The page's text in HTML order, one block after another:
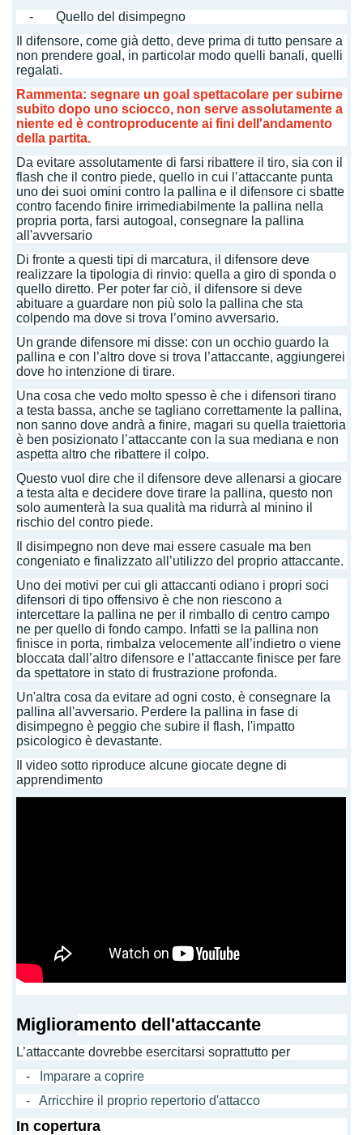
- Quello del disimpegno
Il difensore, come già detto, deve prima di tutto pensare a
non prendere goal, in particolar modo quelli banali, quelli
regalati.
Rammenta: segnare un goal spettacolare per subirne
subito dopo uno sciocco, non serve assolutamente a
niente ed è controproducente ai fini dell'andamento
della partita.
Da evitare assolutamente di farsi ribattere il tiro, sia con il
flash che il contro piede, quello in cui l’attaccante punta
uno dei suoi omini contro la pallina e il difensore ci sbatte
contro facendo finire irrimediabilmente la pallina nella
propria porta,farsi autogoal, consegnare la pallina
all'avversario
Di fronte a questi tipi di marcatura, il difensore deve
realizzare la tipologia di rinvio: quella a giro di sponda o
quello diretto. Per poter far ciò, il difensore si deve
abituare a guardare non più solo la pallina che sta
colpendo ma dove si trova l’omino avversario.
Un grande difensore mi disse: con un occhio guardo la
pallina e con l’altro dove si trova l’attaccante, aggiungerei
dove ho intenzione di tirare.
Una cosa che vedo molto spesso è che i difensori tirano
a testa bassa, anche se tagliano correttamente la pallina,
non sanno dove andrà a finire, magari su quella traiettoria
è ben posizionato l’attaccante con la sua mediana e non
aspetta altro che ribattere il colpo.
Questo vuol dire che il difensore deve allenarsi a giocare
a testa alta e decidere dove tirare la pallina, questo non
solo aumenterà la sua qualità ma ridurrà al minino il
rischio del contro piede.
Il disimpegno non deve mai essere casuale ma ben
congeniato e finalizzato all’utilizzo del proprio attaccante.
Uno dei motivi per cui gli attaccanti odiano i propri soci
difensori di tipo offensivo è che non riescono a
intercettare la pallina ne per il rimballo di centro campo
ne per quello di fondo campo. Infatti se la pallina non
finisce in porta, rimbalza velocemente all’indietro o viene
bloccata dall’altro difensore e l’attaccante finisce per fare
da spettatore in stato di frustrazione profonda.
Un'altra cosa da evitare ad ogni costo, è consegnare la
pallina all'avversario. Perdere la pallina in fase di
disimpegno è peggio che subire il flash, l'impatto
psicologico è devastante.
Il video sotto riproduce alcune giocate degne di
apprendimento
Miglioramento dell'attaccante
L’attaccante dovrebbe esercitarsi soprattutto per
-
Imparare a coprire
- Arricchire il proprio repertorio d'attacco
In copertura